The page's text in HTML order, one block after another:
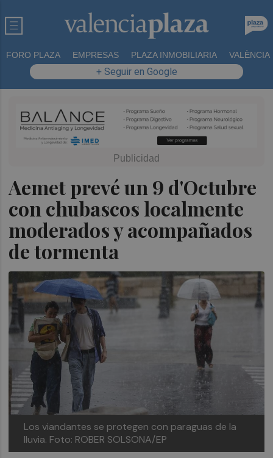
FORO PLAZA EMPRESAS PLAZA INMOBILIARIA VALÈNCIA
+ Seguir en Google
Aemet prevé un 9 d'Octubre
con chubascos localmente
moderados y acompañados
de tormenta
Los viandantes se protegen con paraguas de la
lluvia. Foto: ROBER SOLSONA/EP